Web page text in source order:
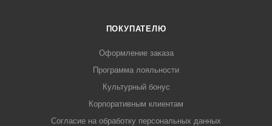
ПОКУПАТЕЛЮ
Оформление заказа
Программа лояльности
Культурный бонус
Корпоративным клиентам
Согласие на обработку персональных данных